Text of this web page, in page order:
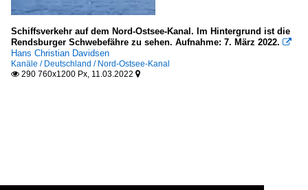
Schiffsverkehr auf dem Nord-Ostsee-Kanal. Im Hintergrund ist die
Rendsburger Schwebefähre zu sehen. Aufnahme: 7. März 2022. 
Hans Christian Davidsen
Kanäle / Deutschland / Nord-Ostsee-Kanal
 290 760x1200 Px, 11.03.2022 